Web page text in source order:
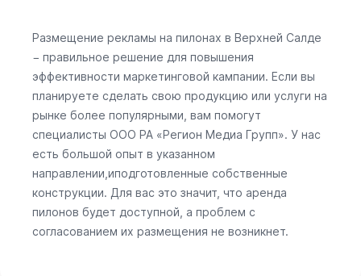
Размещение рекламы на пилонах в Верхней Салде
− правильное решение для повышения
эффективности маркетинговой кампании. Если вы
планируете сделать свою продукцию или услуги на
рынке более популярными, вам помогут
специалисты ООО РА «Регион Медиа Групп». У нас
есть большой опыт в указанном
направлении,иподготовленные собственные
конструкции. Для вас это значит, что аренда
пилонов будет доступной, а проблем с
согласованием их размещения не возникнет.